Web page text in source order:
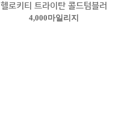
헬로키티 트라이탄 콜드텀블러
4,000마일리지